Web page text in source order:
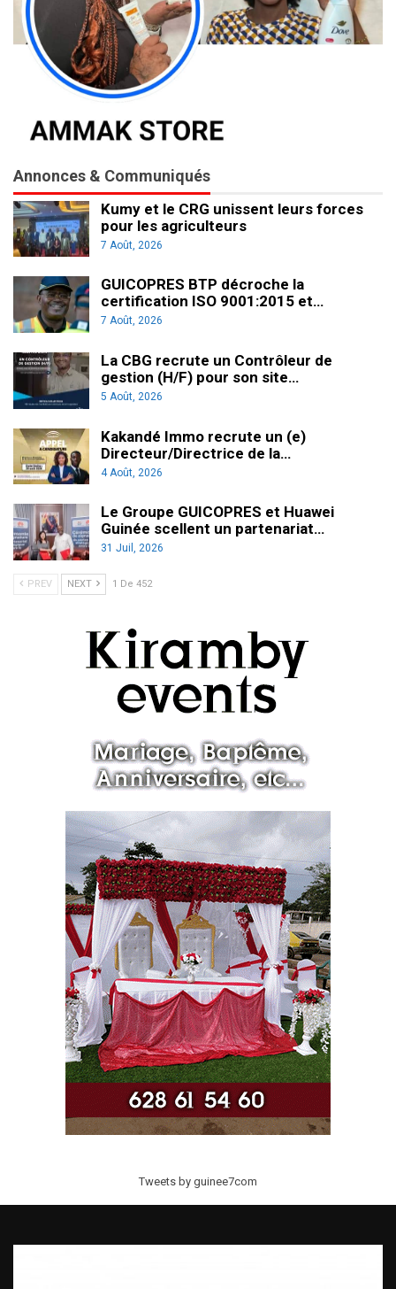
Annonces & Communiqués
Kumy et le CRG unissent leurs forces
pour les agriculteurs
7 Août, 2026
GUICOPRES BTP décroche la
certification ISO 9001:2015 et…
7 Août, 2026
La CBG recrute un Contrôleur de
gestion (H/F) pour son site…
5 Août, 2026
Kakandé Immo recrute un (e)
Directeur/Directrice de la…
4 Août, 2026
Le Groupe GUICOPRES et Huawei
Guinée scellent un partenariat…
31 Juil, 2026
PREV NEXT 1 De 452
Tweets by guinee7com